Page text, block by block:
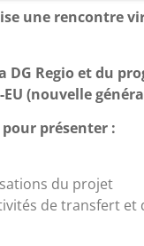
une rencontre
Regio et du
EU (nouvelle
présenter :
du projet
de transfert et